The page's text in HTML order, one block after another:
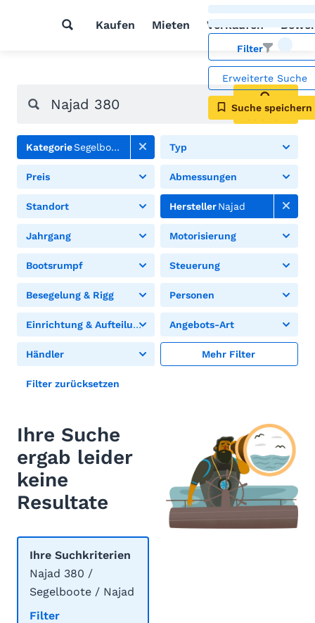
Kaufen Mieten Verkaufen
Filter
Erweiterte Suche
Suche speichern
Suchen
KategorieSegelboote Typ
Preis Abmessungen
Standort HerstellerNajad
Jahrgang Motorisierung
Bootsrumpf Steuerung
Besegelung & Rigg Personen
Einrichtung & Aufteilung Angebots-Art
Händler Mehr Filter
Filter zurücksetzen
Ihre Suche
ergab leider
keine
Resultate
Ihre Suchkriterien
Najad 380 /
Segelboote / Najad
Filter